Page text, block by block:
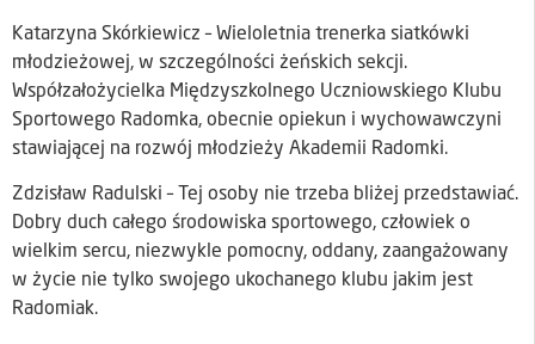
Katarzyna Skórkiewicz – Wieloletnia trenerka siatkówki
młodzieżowej, w szczególności żeńskich sekcji.
Współzałożycielka Międzyszkolnego Uczniowskiego Klubu
Sportowego Radomka, obecnie opiekun i wychowawczyni
stawiającej na rozwój młodzieży Akademii Radomki.
Zdzisław Radulski – Tej osoby nie trzeba bliżej przedstawiać.
Dobry duch całego środowiska sportowego, człowiek o
wielkim sercu, niezwykle pomocny, oddany, zaangażowany
w życie nie tylko swojego ukochanego klubu jakim jest
Radomiak.